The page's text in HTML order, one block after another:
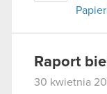
Raport
30 kwietnia